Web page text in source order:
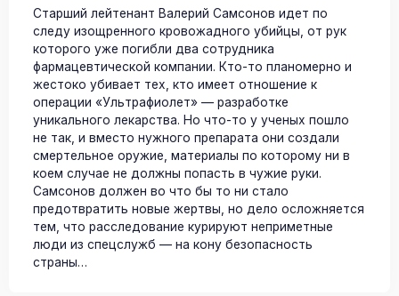
Старший лейтенант Валерий Самсонов идет по
следу изощренного кровожадного убийцы, от рук
которого уже погибли два сотрудника
фармацевтической компании. Кто-то планомерно и
жестоко убивает тех, кто имеет отношение к
операции «Ультрафиолет» — разработке
уникального лекарства. Но что-то у ученых пошло
не так, и вместо нужного препарата они создали
смертельное оружие, материалы по которому ни в
коем случае не должны попасть в чужие руки.
Самсонов должен во что бы то ни стало
предотвратить новые жертвы, но дело осложняется
тем, что расследование курируют неприметные
люди из спецслужб — на кону безопасность
страны…